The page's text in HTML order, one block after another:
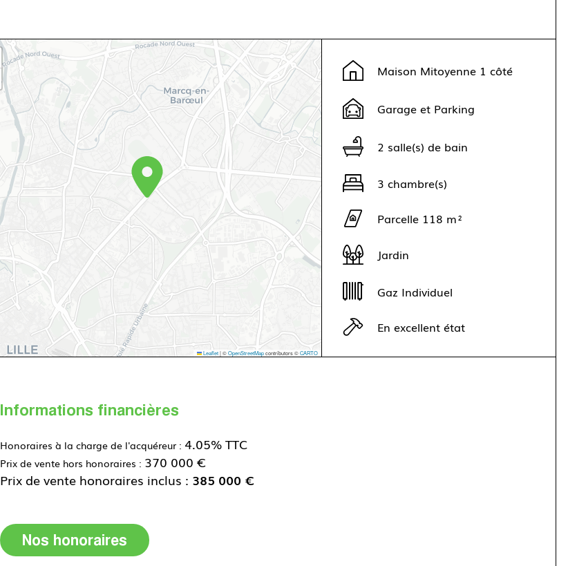
Leaflet |©OpenStreetMapcontributors ©CARTO
Maison Mitoyenne 1 côté
Garage et Parking
2 salle(s) de bain
3 chambre(s)
Parcelle 118 m²
Jardin
Gaz Individuel
En excellent état
Informations financières
Honoraires à la charge de l'acquéreur : 4.05% TTC
Prix de vente hors honoraires : 370 000 €
Prix de vente honoraires inclus : 385 000 €
Nos honoraires